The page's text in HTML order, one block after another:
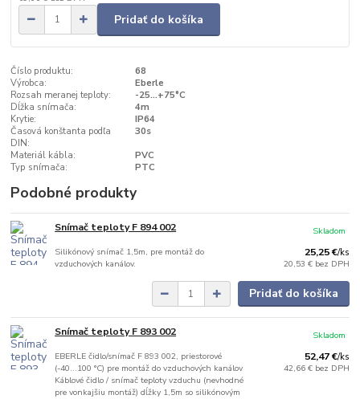
Pridať do košíka
Číslo produktu:
68
Výrobca:
Eberle
Rozsah meranej teploty:
-25...+75°C
Dĺžka snímača:
4m
Krytie:
IP64
Časová konštanta podľa
DIN:
30s
Materiál kábla:
PVC
Typ snímača:
PTC
Podobné produkty
Snímač teploty F 894 002
Silikónový snímač 1,5m, pre montáž do
vzduchových kanálov.
25,25 €/ks
20,53 € bez DPH
Skladom
Pridať do košíka
Snímač teploty F 893 002
EBERLE čidlo/snímač F 893 002, priestorové
(-40...100 °C) pre montáž do vzduchových kanálov
Káblové čidlo / snímač teploty vzduchu (nevhodné
pre vonkajšiu montáž) dĺžky 1,5m so silikónovým
52,47 €/ks
42,66 € bez DPH
Skladom